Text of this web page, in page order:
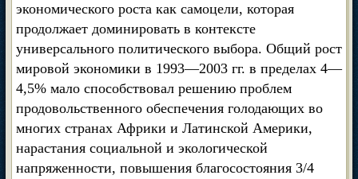
экономического роста как самоцели, которая
продолжает доминировать в контексте
универсального политического выбора. Общий рост
мировой экономики в 1993—2003 гг. в пределах 4—
4,5% мало способствовал решению проблем
продовольственного обеспечения голодающих во
многих странах Африки и Латинской Америки,
нарастания социальной и экологической
напряженности, повышения благосостояния 3/4